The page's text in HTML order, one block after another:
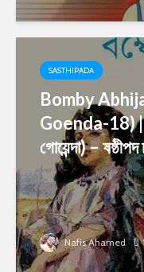
SASTHIPADA
Bomby
Goenda-18) |
গোয়েন্দা) – ষষ্ঠীপদ
Nafis Ahamed